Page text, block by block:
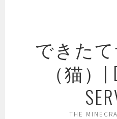
できた
（猫）|
THE